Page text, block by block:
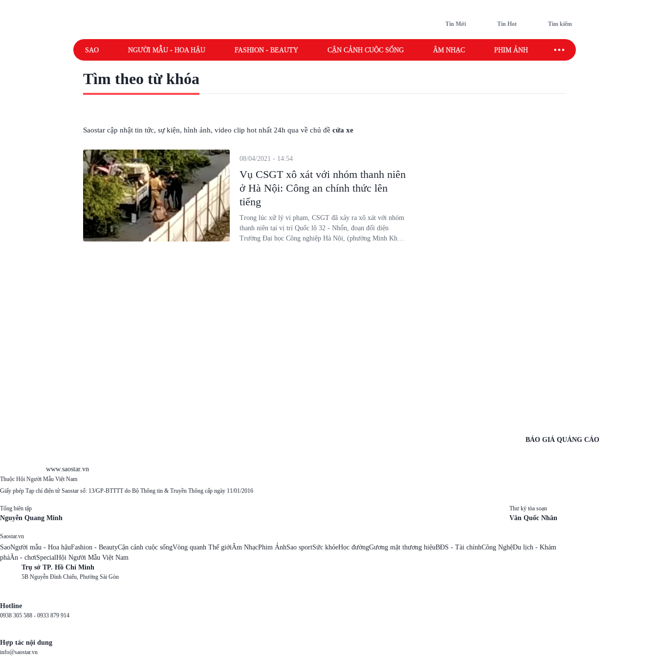
Tin Mới Tin Hot Tìm kiếm
SAO NGƯỜI MẪU - HOA HẬU FASHION - BEAUTY CẬN CẢNH CUỘC SỐNG ÂM NHẠC PHIM ẢNH SAO SPORT
Tìm theo từ khóa
Saostar cập nhật tin tức, sự kiện, hình ảnh, video clip hot nhất 24h qua về chủ đề cửa xe
Vụ CSGT xô xát với nhóm thanh niên
ở Hà Nội: Công an chính thức lên
tiếng
08/04/2021 - 14:54
Trong lúc xử lý vi phạm, CSGT đã xảy ra xô xát với nhóm
thanh niên tại vị trí Quốc lộ 32 - Nhổn, đoạn đối diện
Trường Đại học Công nghiệp Hà Nội, (phường Minh Khai,
www.saostar.vn
BÁO GIÁ QUẢNG CÁO
Thuộc Hội Người Mẫu Việt Nam
Giấy phép Tạp chí điện tử Saostar số: 13/GP-BTTTT do Bộ Thông tin & Truyền Thông cấp ngày 11/01/2016
Tổng biên tập
Nguyễn Quang Minh
Thư ký tòa soạn
Văn Quốc Nhân
Saostar.vn
SaoNgười mẫu - Hoa hậuFashion - BeautyCận cảnh cuộc sốngVòng quanh Thế giớiÂm NhạcPhim ẢnhSao sportSức khỏeHọc đườngGương mặt thương hiệuBĐS - Tài chínhCông NghệDu lịch - Khám
pháĂn - chơiSpecialHội Người Mẫu Việt Nam
Trụ sở TP. Hồ Chí Minh
5B Nguyễn Đình Chiểu, Phường Sài Gòn
Hotline
0938 305 588 - 0933 879 914
Hợp tác nội dung
info@saostar.vn